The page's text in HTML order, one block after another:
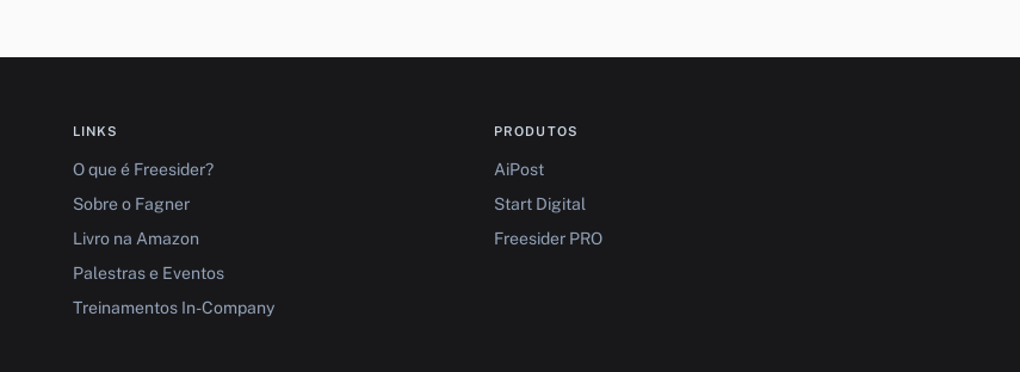
LINKS
O que é Freesider?
Sobre o Fagner
Livro na Amazon
Palestras e Eventos
Treinamentos In-Company
PRODUTOS
AiPost
Start Digital
Freesider PRO